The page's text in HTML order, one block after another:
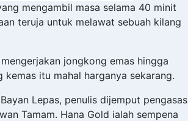
mengambil masa selama 40 minit
teruja untuk melawat sebuah kilang
jongkong emas hingga
itu mahal harganya sekarang.
Lepas, penulis dijemput pengasas
Tamam. Hana Gold ialah sempena